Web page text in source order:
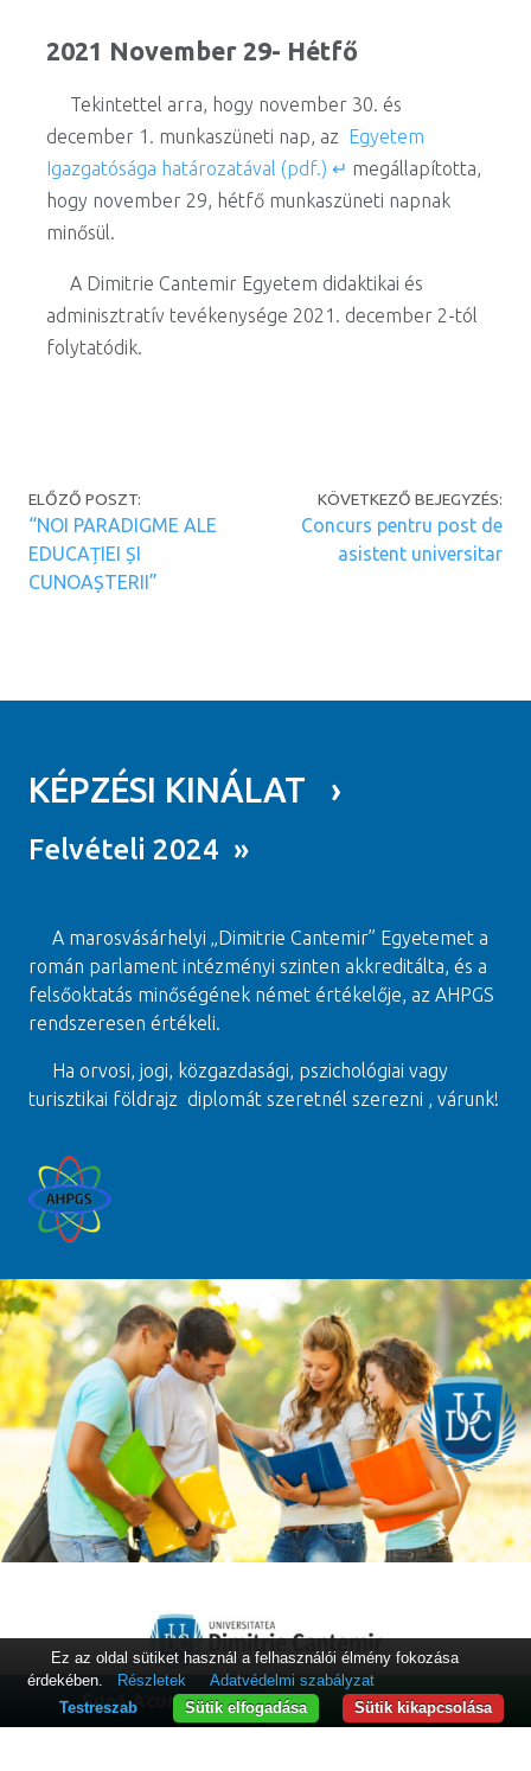
2021 November 29- Hétfő
Tekintettel arra, hogy november 30. és
december 1. munkaszüneti nap, az Egyetem
Igazgatósága határozatával (pdf.) ↵ megállapította,
hogy november 29, hétfő munkaszüneti napnak
minősül.
A Dimitrie Cantemir Egyetem didaktikai és
adminisztratív tevékenysége 2021. december 2-tól
folytatódik.
Post navigation
ELŐZŐ POSZT:
“NOI PARADIGME ALE
EDUCAȚIEI ȘI
CUNOAȘTERII”
KÖVETKEZŐ BEJEGYZÉS:
Concurs pentru post de
asistent universitar
KÉPZÉSI KINÁLAT ›
Felvételi 2024 »
A marosvásárhelyi „Dimitrie Cantemir” Egyetemet a
román parlament intézményi szinten akkreditálta, és a
felsőoktatás minőségének német értékelője, az AHPGS
rendszeresen értékeli.
Ha orvosi, jogi, közgazdasági, pszichológiai vagy
turisztikai földrajz diplomát szeretnél szerezni , várunk!
Információk diákoknak
Nyilvános információ
Sună Acum WhatsApp
Ez az oldal sütiket használ a felhasználói élmény fokozása
érdekében.
Részletek
Adatvédelmi szabályzat
Sütik kikapcsolása
Sütik elfogadása
Testreszab